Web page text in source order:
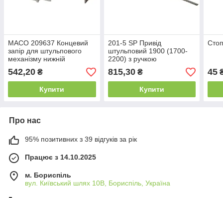
MACO 209637 Концевий
запір для штульпового
механізму нижній
542,20 ₴
Купити
201-5 SP Привід
штульповий 1900 (1700-
2200) з ручкою
815,30₴
Купити
45
Про нас
95% позитивних з 39 відгуків за рік
Працює з 14.10.2025
м. Бориспіль
вул. Київський шлях 10В, Бориспіль, Україна